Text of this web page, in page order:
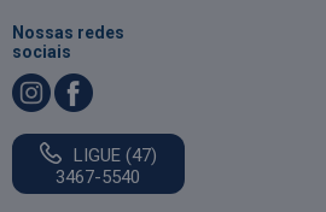
Nossas redes
sociais
LIGUE (47)
3467-5540